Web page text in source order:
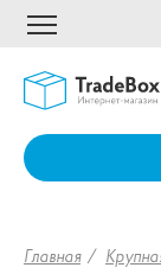
Главная